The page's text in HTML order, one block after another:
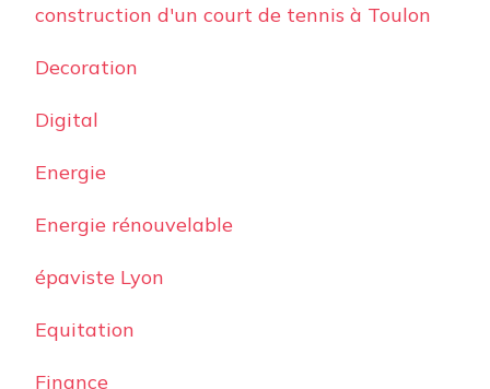
construction d'un court de tennis à Toulon
Decoration
Digital
Energie
Energie rénouvelable
épaviste Lyon
Equitation
Finance